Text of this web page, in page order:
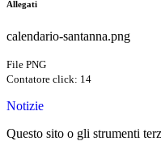
Allegati
calendario-santanna.png
File PNG
Contatore click: 14
Notizie
Questo sito o gli strumenti